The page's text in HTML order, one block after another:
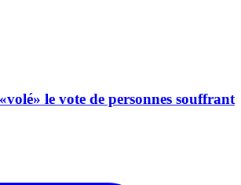
le vote de personnes souffrant